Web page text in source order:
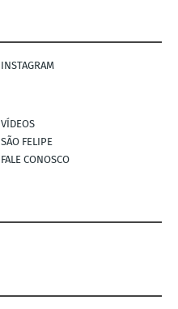
INSTAGRAM
VÍDEOS
SÃO FELIPE
FALE CONOSCO